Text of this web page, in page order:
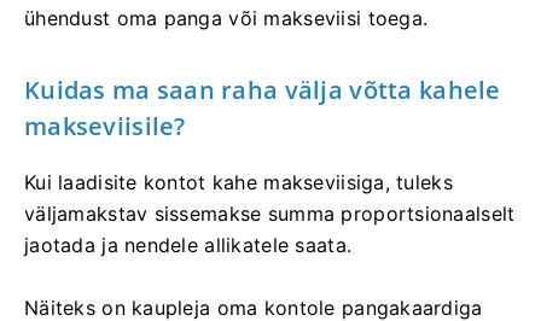
ühendust oma panga või makseviisi toega.
Kuidas ma saan raha välja võtta kahele
makseviisile?
Kui laadisite kontot kahe makseviisiga, tuleks
väljamakstav sissemakse summa proportsionaalselt
jaotada ja nendele allikatele saata.
Näiteks on kaupleja oma kontole pangakaardiga